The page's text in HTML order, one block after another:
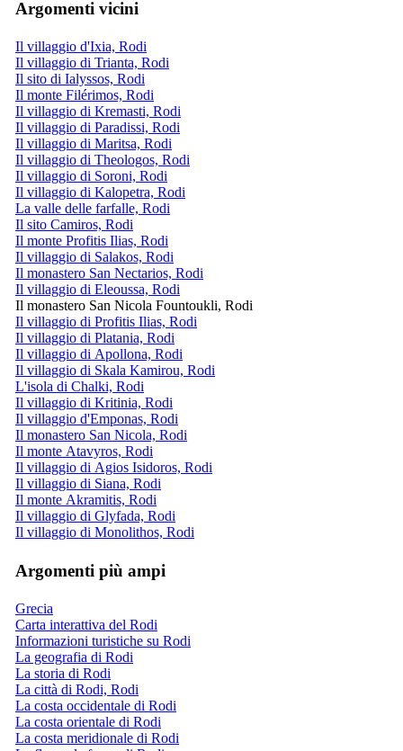
Argomenti vicini
Il villaggio d'Ixia, Rodi
Il villaggio di Trianta, Rodi
Il sito di Ialyssos, Rodi
Il monte Filérimos, Rodi
Il villaggio di Kremasti, Rodi
Il villaggio di Paradissi, Rodi
Il villaggio di Maritsa, Rodi
Il villaggio di Theologos, Rodi
Il villaggio di Soroni, Rodi
Il villaggio di Kalopetra, Rodi
La valle delle farfalle, Rodi
Il sito Camiros, Rodi
Il monte Profitis Ilias, Rodi
Il villaggio di Salakos, Rodi
Il monastero San Nectarios, Rodi
Il villaggio di Eleoussa, Rodi
Il monastero San Nicola Fountoukli, Rodi
Il villaggio di Profitis Ilias, Rodi
Il villaggio di Platania, Rodi
Il villaggio di Apollona, Rodi
Il villaggio di Skala Kamirou, Rodi
L'isola di Chalki, Rodi
Il villaggio di Kritinia, Rodi
Il villaggio d'Emponas, Rodi
Il monastero San Nicola, Rodi
Il monte Atavyros, Rodi
Il villaggio di Agios Isidoros, Rodi
Il villaggio di Siana, Rodi
Il monte Akramitis, Rodi
Il villaggio di Glyfada, Rodi
Il villaggio di Monolithos, Rodi
Argomenti più ampi
Grecia
Carta interattiva del Rodi
Informazioni turistiche su Rodi
La geografia di Rodi
La storia di Rodi
La città di Rodi, Rodi
La costa occidentale di Rodi
La costa orientale di Rodi
La costa meridionale di Rodi